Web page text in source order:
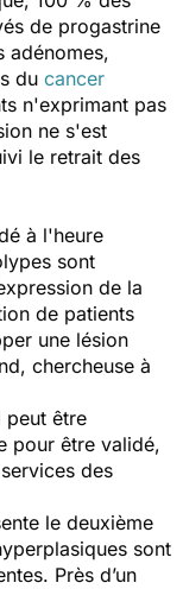
de progastrine
adénomes,
du cancer
n'exprimant pas
ne s'est
le retrait des
à l'heure
sont
de la
de patients
une lésion
chercheuse à
peut être
pour être validé,
des
le deuxième
sont
Près d’un